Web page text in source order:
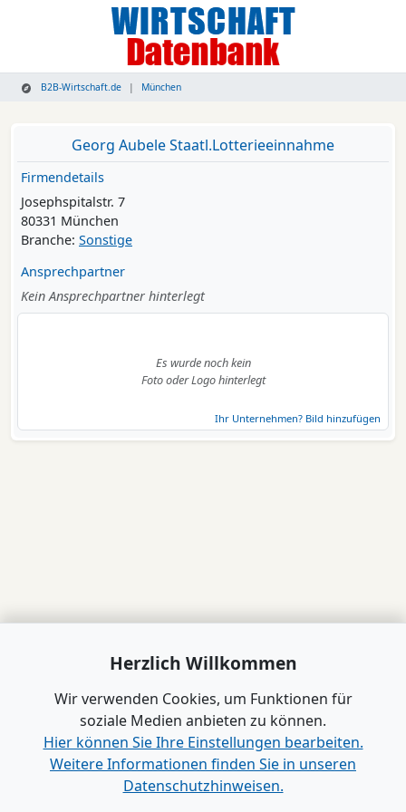
B2B-Wirtschaft.de München
Georg Aubele Staatl.Lotterieeinnahme
Firmendetails
Josephspitalstr. 7
80331 München
Branche: Sonstige
Ansprechpartner
Kein Ansprechpartner hinterlegt
Es wurde noch kein
Foto oder Logo hinterlegt
Ihr Unternehmen? Bild hinzufügen
Herzlich Willkommen
Wir verwenden Cookies, um Funktionen für
soziale Medien anbieten zu können.
Hier können Sie Ihre Einstellungen bearbeiten.
Weitere Informationen finden Sie in unseren
Datenschutzhinweisen.